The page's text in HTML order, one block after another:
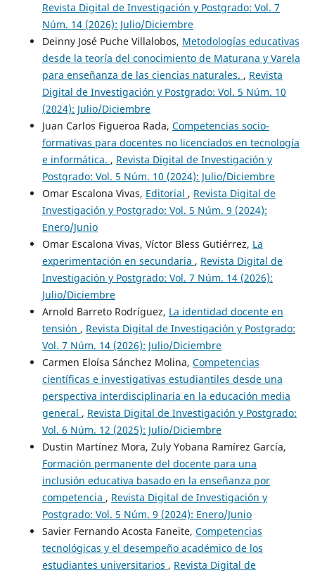
Revista Digital de Investigación y Postgrado: Vol. 7
Núm. 14 (2026): Julio/Diciembre
Deinny José Puche Villalobos, Metodologías educativas
desde la teoría del conocimiento de Maturana y Varela
para enseñanza de las ciencias naturales. , Revista
Digital de Investigación y Postgrado: Vol. 5 Núm. 10
(2024): Julio/Diciembre
Juan Carlos Figueroa Rada, Competencias socio-
formativas para docentes no licenciados en tecnología
e informática. , Revista Digital de Investigación y
Postgrado: Vol. 5 Núm. 10 (2024): Julio/Diciembre
Omar Escalona Vivas, Editorial , Revista Digital de
Investigación y Postgrado: Vol. 5 Núm. 9 (2024):
Enero/Junio
Omar Escalona Vivas, Víctor Bless Gutiérrez, La
experimentación en secundaria , Revista Digital de
Investigación y Postgrado: Vol. 7 Núm. 14 (2026):
Julio/Diciembre
Arnold Barreto Rodríguez, La identidad docente en
tensión , Revista Digital de Investigación y Postgrado:
Vol. 7 Núm. 14 (2026): Julio/Diciembre
Carmen Eloísa Sánchez Molina, Competencias
científicas e investigativas estudiantiles desde una
perspectiva interdisciplinaria en la educación media
general , Revista Digital de Investigación y Postgrado:
Vol. 6 Núm. 12 (2025): Julio/Diciembre
Dustin Martínez Mora, Zuly Yobana Ramírez García,
Formación permanente del docente para una
inclusión educativa basado en la enseñanza por
competencia , Revista Digital de Investigación y
Postgrado: Vol. 5 Núm. 9 (2024): Enero/Junio
Savier Fernando Acosta Faneite, Competencias
tecnológicas y el desempeño académico de los
estudiantes universitarios , Revista Digital de